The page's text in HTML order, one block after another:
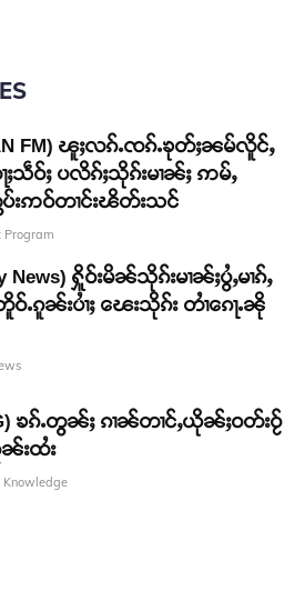
FM) ၽူႈလၵ်ႉၸၵ်ႉၶုတ်ႈၼမ်လိူင်ႇ
ႈသဵဝ်ႈ ပလိၵ်ႈသိုၵ်းမၢၼ်ႈ ဢမ်ႇ
းဢဝ်တၢင်းၽိတ်းသင်
Program
News) ႁိူဝ်းမိၼ်သိုၵ်းမၢၼ်ႈပွႆႇမၢၵ်ႇ
ႉၵူၼ်းပၢႆႈ ၽေးသိုၵ်း တၢႆၵေႃႉၼို
ၶၵ်ႉတွၼ်ႈ ၵၢၼ်တၢင်ႇယိုၼ်ႈဝတ်းဝႂ်
းထႆး
Knowledge